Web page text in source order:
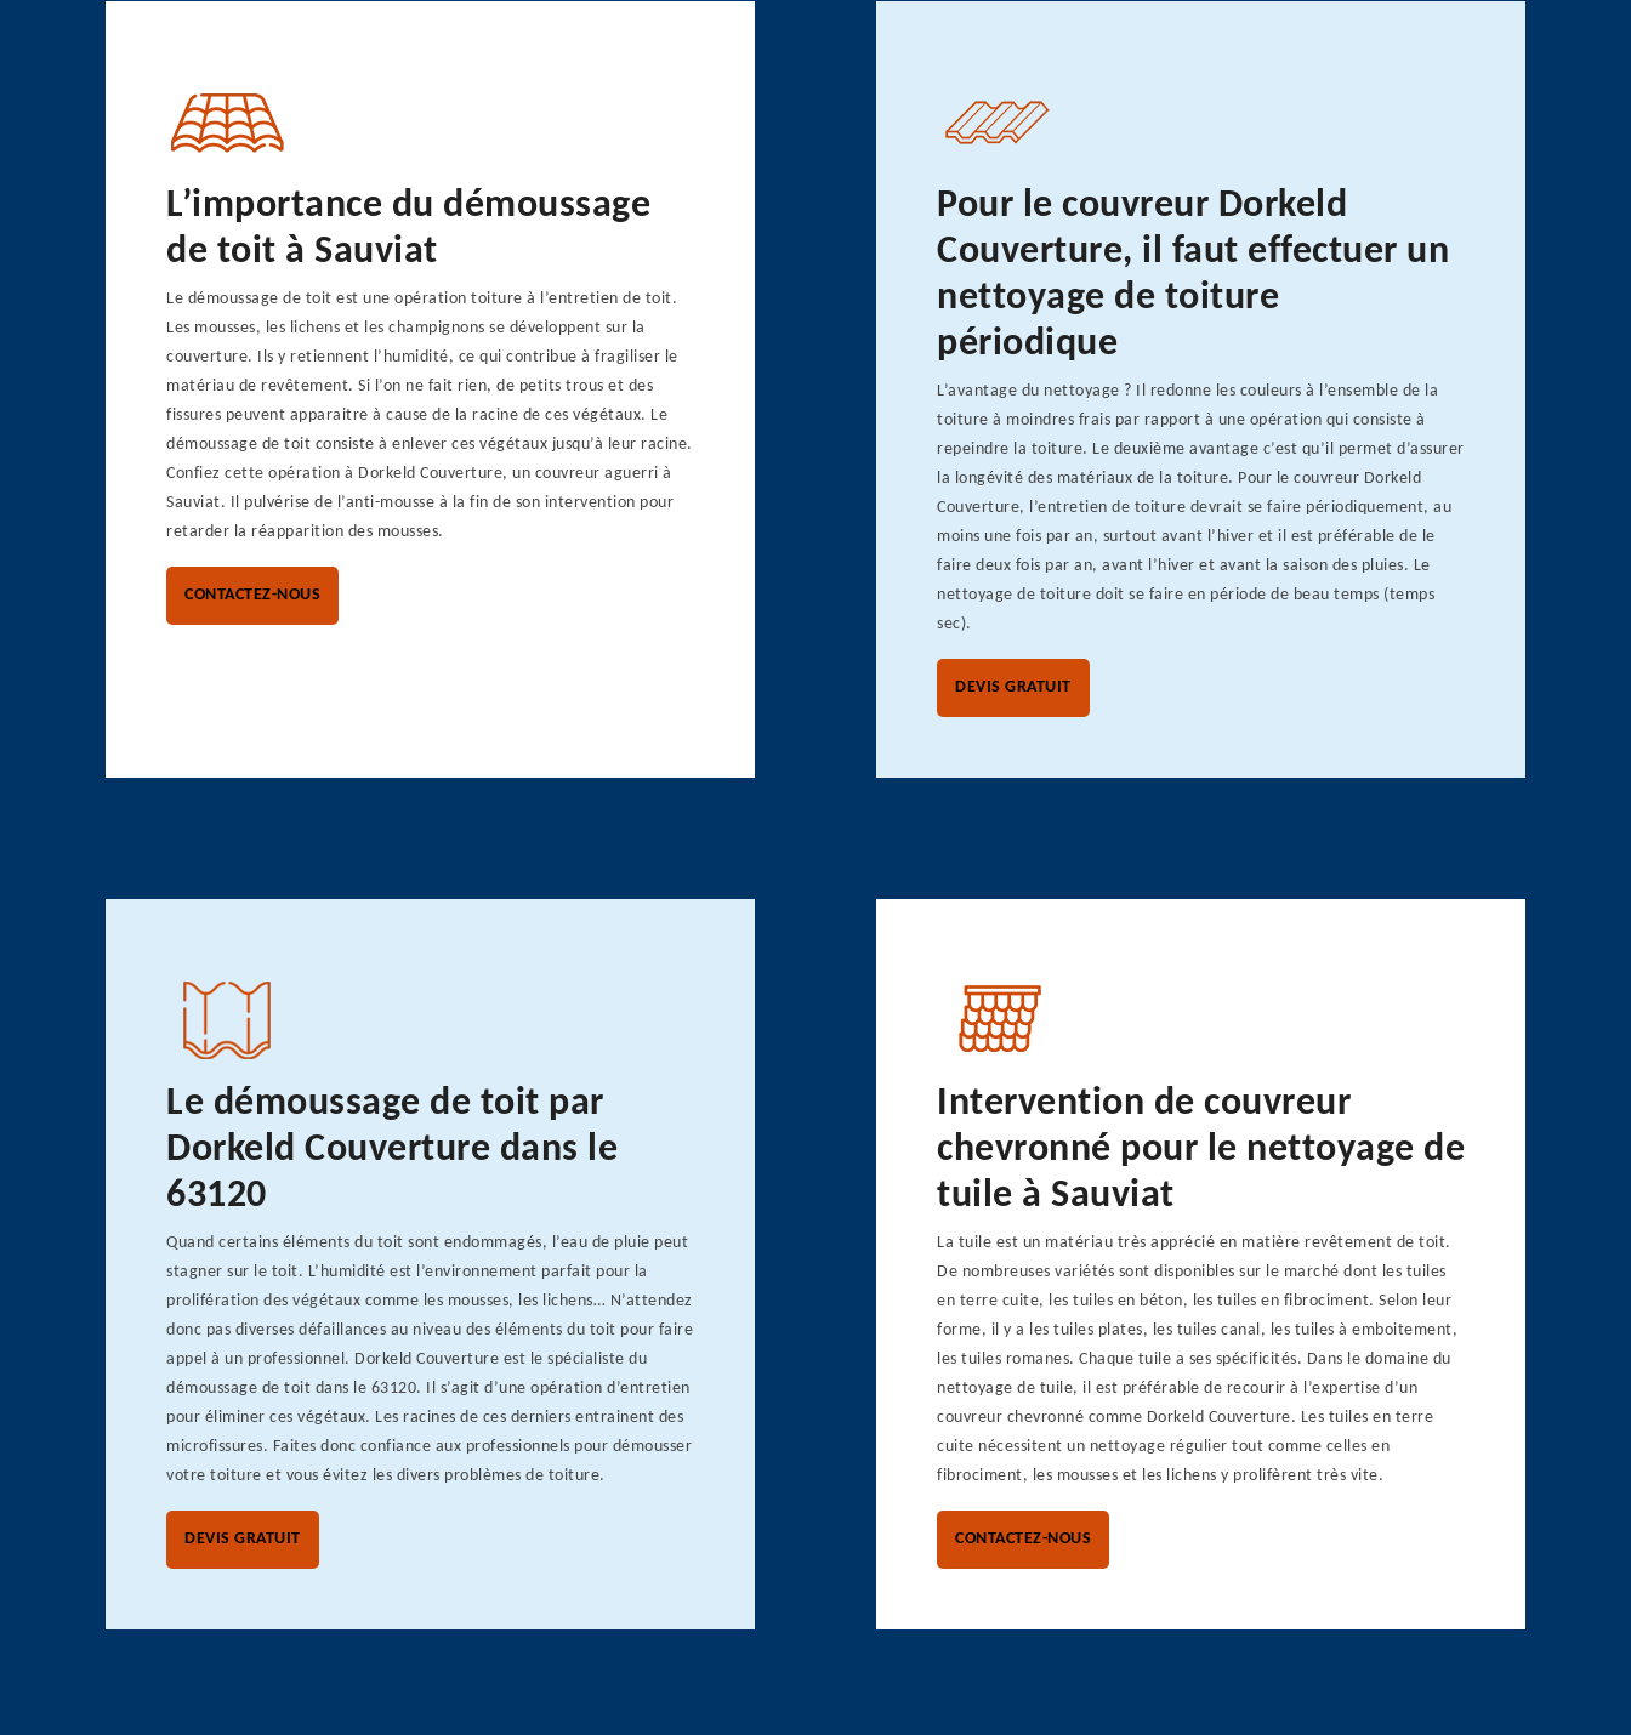
L’importance du démoussage
de toit à Sauviat
Le démoussage de toit est une opération toiture à l’entretien de toit.
Les mousses, les lichens et les champignons se développent sur la
couverture. Ils y retiennent l’humidité, ce qui contribue à fragiliser le
matériau de revêtement. Si l’on ne fait rien, de petits trous et des
fissures peuvent apparaitre à cause de la racine de ces végétaux. Le
démoussage de toit consiste à enlever ces végétaux jusqu’à leur racine.
Confiez cette opération à Dorkeld Couverture, un couvreur aguerri à
Sauviat. Il pulvérise de l’anti-mousse à la fin de son intervention pour
retarder la réapparition des mousses.
CONTACTEZ-NOUS
Pour le couvreur Dorkeld
Couverture, il faut effectuer un
nettoyage de toiture
périodique
L’avantage du nettoyage ? Il redonne les couleurs à l’ensemble de la
toiture à moindres frais par rapport à une opération qui consiste à
repeindre la toiture. Le deuxième avantage c’est qu’il permet d’assurer
la longévité des matériaux de la toiture. Pour le couvreur Dorkeld
Couverture, l’entretien de toiture devrait se faire périodiquement, au
moins une fois par an, surtout avant l’hiver et il est préférable de le
faire deux fois par an, avant l’hiver et avant la saison des pluies. Le
nettoyage de toiture doit se faire en période de beau temps (temps
sec).
DEVIS GRATUIT
Le démoussage de toit par
Dorkeld Couverture dans le
63120
Quand certains éléments du toit sont endommagés, l’eau de pluie peut
stagner sur le toit. L’humidité est l’environnement parfait pour la
prolifération des végétaux comme les mousses, les lichens… N’attendez
donc pas diverses défaillances au niveau des éléments du toit pour faire
appel à un professionnel. Dorkeld Couverture est le spécialiste du
démoussage de toit dans le 63120. Il s’agit d’une opération d’entretien
pour éliminer ces végétaux. Les racines de ces derniers entrainent des
microfissures. Faites donc confiance aux professionnels pour démousser
votre toiture et vous évitez les divers problèmes de toiture.
DEVIS GRATUIT
Intervention de couvreur
chevronné pour le nettoyage de
tuile à Sauviat
La tuile est un matériau très apprécié en matière revêtement de toit.
De nombreuses variétés sont disponibles sur le marché dont les tuiles
en terre cuite, les tuiles en béton, les tuiles en fibrociment. Selon leur
forme, il y a les tuiles plates, les tuiles canal, les tuiles à emboitement,
les tuiles romanes. Chaque tuile a ses spécificités. Dans le domaine du
nettoyage de tuile, il est préférable de recourir à l’expertise d’un
couvreur chevronné comme Dorkeld Couverture. Les tuiles en terre
cuite nécessitent un nettoyage régulier tout comme celles en
fibrociment, les mousses et les lichens y prolifèrent très vite.
CONTACTEZ-NOUS